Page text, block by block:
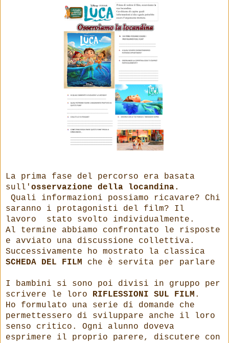
La prima fase del percorso era basata
sull' osservazione della locandina.
Quali informazioni possiamo ricavare? Chi
saranno i protagonisti del film? Il
lavoro stato svolto individualmente.
Al termine abbiamo confrontato le risposte
e avviato una discussione collettiva.
Successivamente ho mostrato la classica
SCHEDA DEL FILM che è servita per parlare
I bambini si sono poi divisi in gruppo per
scrivere le loro RIFLESSIONI SUL FILM .
Ho formulato una serie di domande che
permettessero di sviluppare anche il loro
senso critico. Ogni alunno doveva
esprimere il proprio parere, discutere con